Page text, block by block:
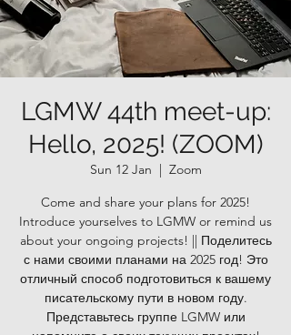
LGMW 44th meet-up:
Hello, 2025! (ZOOM)
Sun 12 Jan
  |
Zoom
Come and share your plans for 2025!
Introduce yourselves to LGMW or remind us
about your ongoing projects! || Поделитесь
с нами своими планами на 2025 год! Это
отличный способ подготовиться к вашему
писательскому пути в новом году.
Представьтесь группе LGMW или